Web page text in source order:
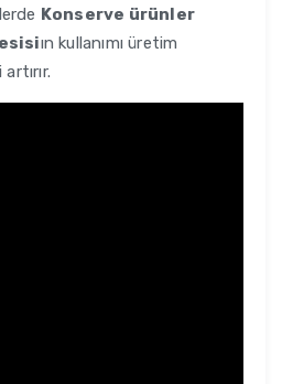
Konserve ürünler
ın kullanımı üretim